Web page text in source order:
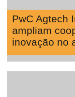
PwC Agtech
ampliam
inovação no